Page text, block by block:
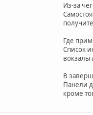
Из-за
Где
Список
вокзалы
В
Панели
кроме